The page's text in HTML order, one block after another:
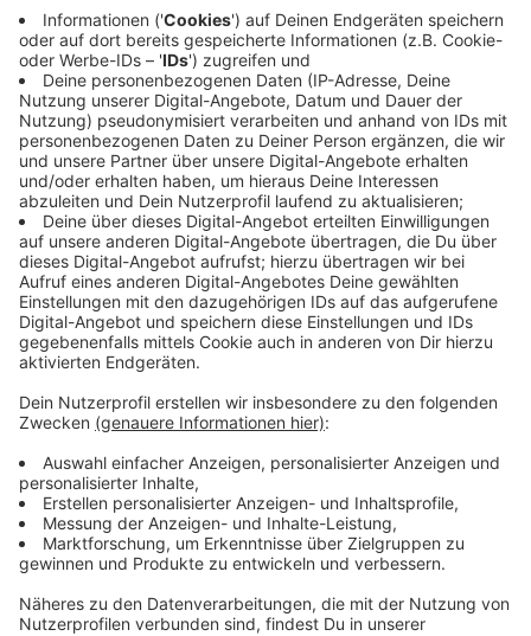
Elton John als Gast - aber ohne Ballade
Anzeige
Dabei hat sie sich auch wieder viel prominente Gäste in
Boot geholt. Ariana Grande ist bei "Rain on me", der
aktuellen Single dabei. Elton John kooperiert mit Lady
Gaga bei "Sine from above". Da sind die ersten Takte
fast schon ein kleiner Scherz. Ruhig und mit Regen
unterlegt, nur um dann zu einer Dance-Nummer zu
werden
Anzeige
Pink ist die Farbe des Albums
Anzeige
Lady Gaga will mit dem Albumtitel sagen: "Wir sind alle